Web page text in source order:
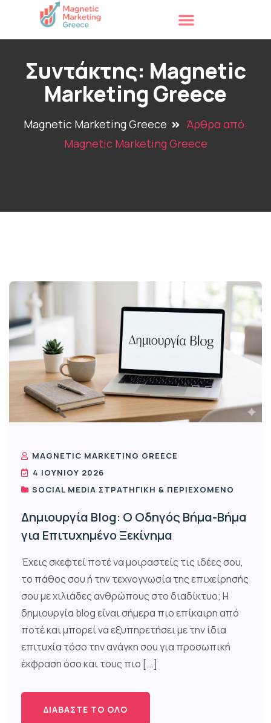
Συντάκτης: Magnetic
Marketing Greece
Magnetic Marketing Greece
Άρθρα από:
Magnetic Marketing Greece
MAGNETIC MARKETING GREECE
4 ΙΟΥΝΊΟΥ 2026
SOCIAL MEDIA ΣΤΡΑΤΗΓΙΚΉ & ΠΕΡΙΕΧΌΜΕΝΟ
Δημιουργία Blog: Ο Οδηγός Βήμα-Βήμα
για Επιτυχημένο Ξεκίνημα
Έχεις σκεφτεί ποτέ να μοιραστείς τις ιδέες σου,
το πάθος σου ή την τεχνογνωσία της επιχείρησής
σου με χιλιάδες ανθρώπους στο διαδίκτυο; Η
δημιουργία blog είναι σήμερα πιο επίκαιρη από
ποτέ και μπορεί να εξυπηρετήσει με την ίδια
επιτυχία τόσο την ανάγκη σου για προσωπική
έκφραση όσο και τους πιο [...]
ΔΙΑΒΆΣΤΕ ΤΟ ΌΛΟ